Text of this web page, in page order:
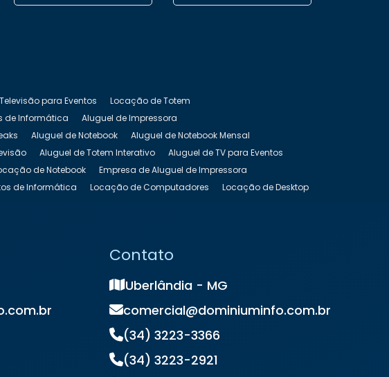
para Eventos
Locação de Totem
de Informática
Aluguel de Impressora
Aluguel de Notebook
Aluguel de Notebook Mensal
Aluguel de Totem Interativo
Aluguel de TV para Eventos
de Notebook
Empresa de Aluguel de Impressora
de Informática Locação de Computadores
Locação de Desktop
Contato
Uberlândia - MG
comercial@dominiuminfo.com.br
(34) 3223-3366
(34) 3223-2921